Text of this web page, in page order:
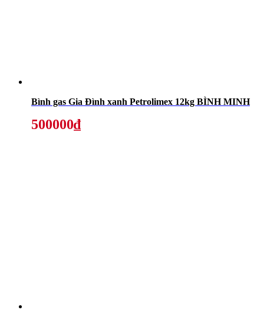
Bình gas Gia Đình xanh Petrolimex 12kg BÌNH MINH
500000₫